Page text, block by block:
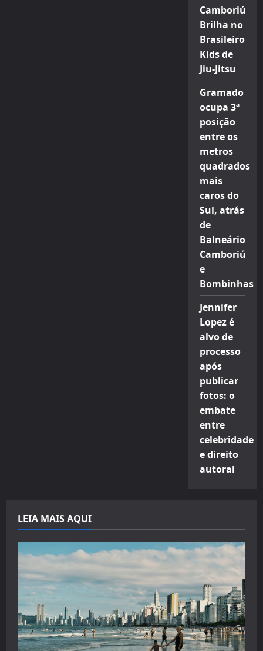
Camboriú
Brilha no
Brasileiro
Kids de
Jiu-Jitsu
Gramado
ocupa 3ª
posição
entre os
metros
quadrados
mais
caros do
Sul, atrás
de
Balneário
Camboriú
e
Bombinhas
Jennifer
Lopez é
alvo de
processo
após
publicar
fotos: o
embate
entre
celebridade
e direito
autoral
LEIA MAIS AQUI